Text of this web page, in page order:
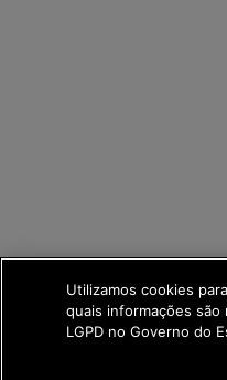
Utilizamos cookies
quais informações
LGPD no Governo do